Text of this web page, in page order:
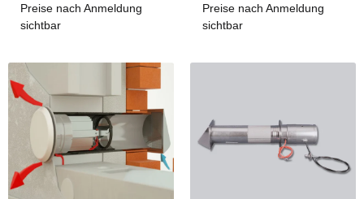
Preise nach Anmeldung
sichtbar
Preise nach Anmeldung
sichtbar